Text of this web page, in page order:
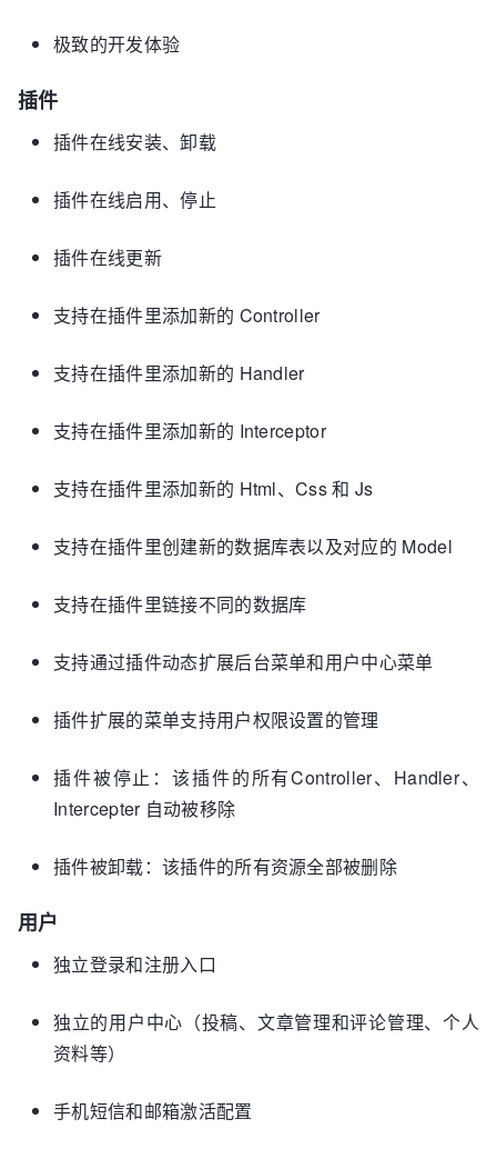
极致的开发体验
插件
插件在线安装、卸载
插件在线启用、停止
插件在线更新
支持在插件里添加新的 Controller
支持在插件里添加新的 Handler
支持在插件里添加新的 Interceptor
支持在插件里添加新的 Html、Css 和 Js
支持在插件里创建新的数据库表以及对应的 Model
支持在插件里链接不同的数据库
支持通过插件动态扩展后台菜单和用户中心菜单
插件扩展的菜单支持用户权限设置的管理
插件被停止：该插件的所有Controller、Handler、
Intercepter 自动被移除
插件被卸载：该插件的所有资源全部被删除
用户
独立登录和注册入口
独立的用户中心（投稿、文章管理和评论管理、个人
资料等）
手机短信和邮箱激活配置